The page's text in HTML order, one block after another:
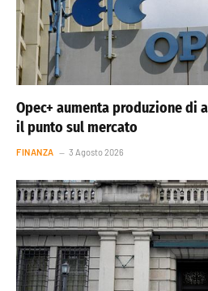
Opec+ aumenta produzione
il punto sul mercato
FINANZA 3 Agosto 2026